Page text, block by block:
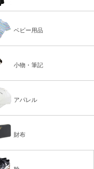
ベビー用品
小物・筆記
アパレル
財布